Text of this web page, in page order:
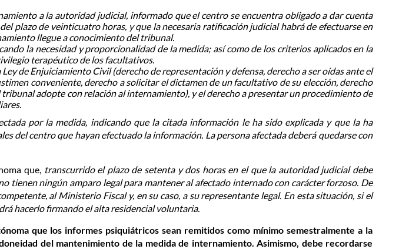
a la autoridad judicial, informado que el centro se encuentra obligado a dar cuenta
plazo de veinticuatro horas, y que la necesaria ratificación judicial habrá de efectuarse en
llegue a conocimiento del tribunal.
la necesidad y proporcionalidad de la medida; así como de los criterios aplicados en la
terapéutico de los facultativos.
de Enjuiciamiento Civil (derecho de representación y defensa, derecho a ser oídas ante el
conveniente, derecho a solicitar el dictamen de un facultativo de su elección, derecho
adopte con relación al internamiento), y el derecho a presentar un procedimiento de
por la medida, indicando que la citada información le ha sido explicada y que la ha
del centro que hayan efectuado la información. La persona afectada deberá quedarse con
que, transcurrido el plazo de setenta y dos horas en el que la autoridad judicial debe
tienen ningún amparo legal para mantener al afectado internado con carácter forzoso. De
al Ministerio Fiscal y, en su caso, a su representante legal. En esta situación, si el
hacerlo firmando el alta residencial voluntaria.
que los informes psiquiátricos sean remitidos como mínimo semestralmente a la
del mantenimiento de la medida de internamiento. Asimismo, debe recordarse